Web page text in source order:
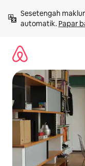
kandungan
Sesetengah
automatik. Papar